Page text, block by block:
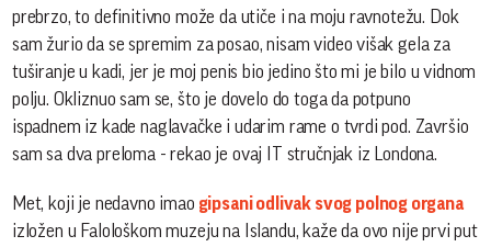
prebrzo, to definitivno može da utiče i na moju ravnotežu. Dok
sam žurio da se spremim za posao, nisam video višak gela za
tuširanje u kadi, jer je moj penis bio jedino što mi je bilo u vidnom
polju. Okliznuo sam se, što je dovelo do toga da potpuno
ispadnem iz kade naglavačke i udarim rame o tvrdi pod. Završio
sam sa dva preloma - rekao je ovaj IT stručnjak iz Londona.
Met, koji je nedavno imao gipsani odlivak svog polnog organa
izložen u Falološkom muzeju na Islandu, kaže da ovo nije prvi put